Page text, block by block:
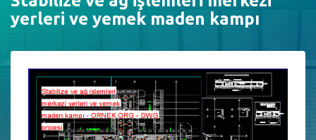
yerleri ve yemek maden kampı